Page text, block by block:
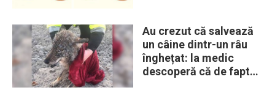
Au crezut că salvează
un câine dintr-un râu
înghețat: la medic
descoperă că de fapt